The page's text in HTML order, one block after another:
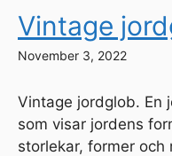
Vintage
November 3, 2022
Vintage jordglob. En
som visar jordens
storlekar, former och